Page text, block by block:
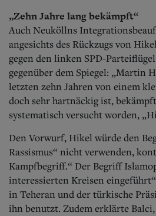
„Zehn Jahre lang bekämpft“
Auch Neuköllns
angesichts des Rückzugs von
gegen den linken SPD-
gegenüber dem Spiegel: „Martin
letzten zehn Jahren von einem
doch sehr hartnäckig ist,
systematisch versucht worden,
Den Vorwurf, Hikel würde den
Rassismus“ nicht verwenden, ko
Kampfbegriff.“ Der Begriff
interessierten Kreisen
in Teheran und der türkische
ihn benutzt. Zudem erklärte